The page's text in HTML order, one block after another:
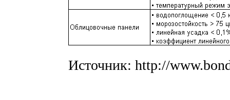
Источник: http://